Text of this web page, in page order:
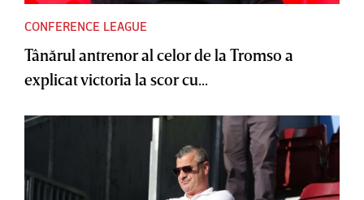
CONFERENCE LEAGUE
Tânărul antrenor al celor de la Tromso a
explicat victoria la scor cu...